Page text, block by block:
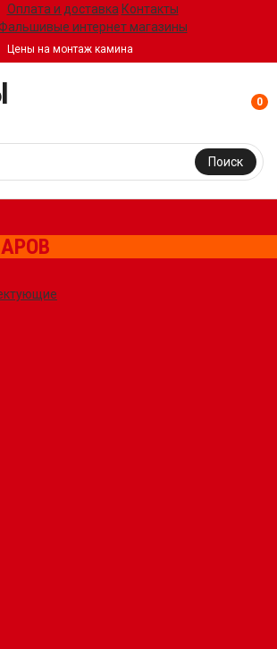
Оплата и доставка Контакты
интернет магазины
Цены на монтаж камина
Поиск
0